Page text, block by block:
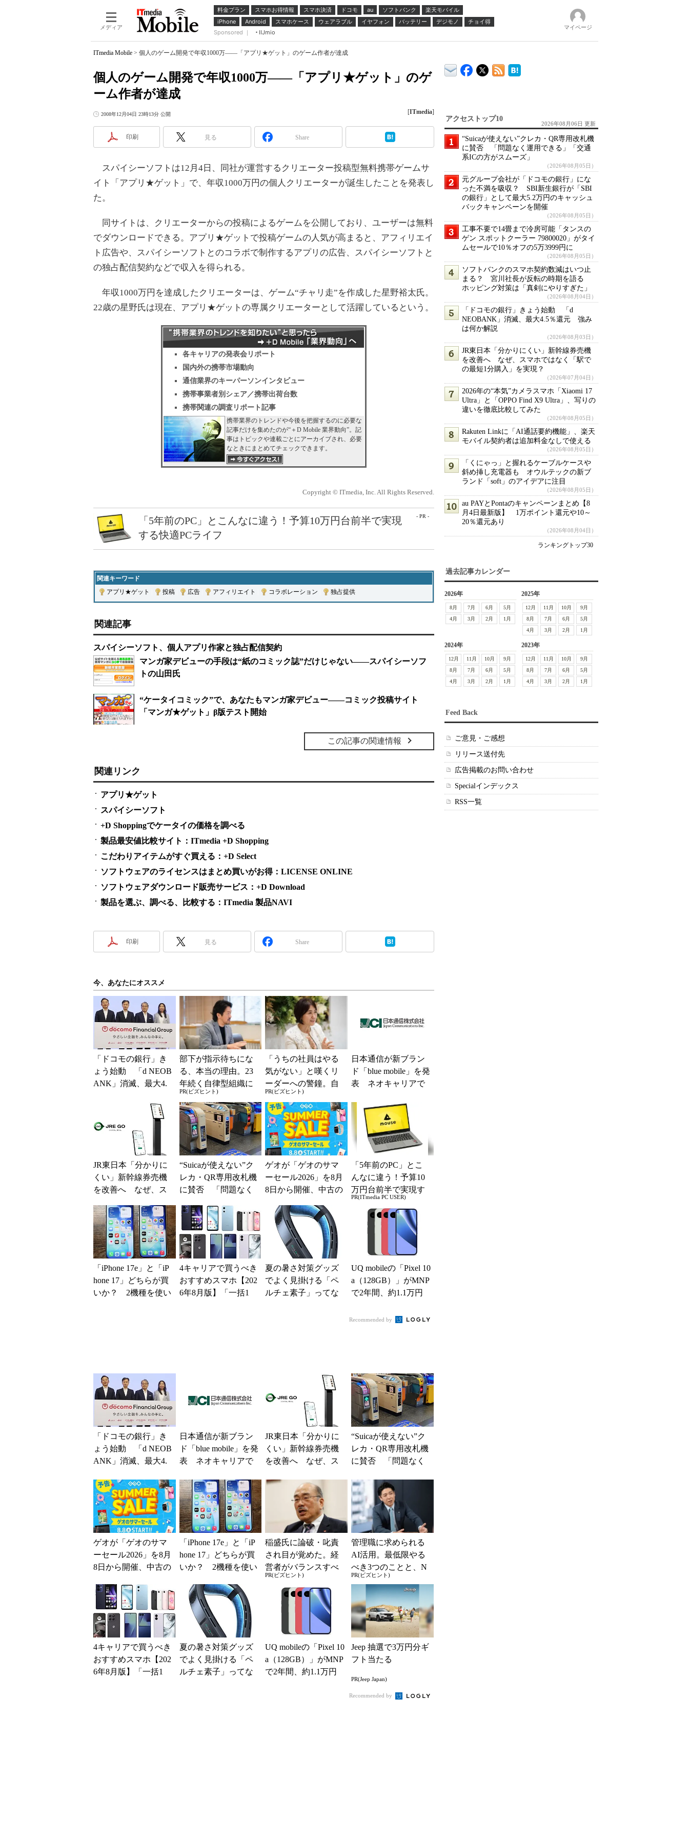
メディア
料金プラン スマホお得情報 スマホ決済 ドコモ au ソフトバンク
楽天モバイル
iPhone
Android スマホケース ウェアラブル イヤフォン バッテリー デジモノ
チョイ得
Sponsored ｜
IIJmio
マイページ
ITmedia Mobile > 個人のゲーム開発で年収1000万――「アプリ★ゲット」のゲーム作者が達成
個人のゲーム開発で年収1000万――「アプリ★ゲット」のゲ
ーム作者が達成
2008年12月04日 23時13分 公開 [ITmedia]
印刷 見る Share
スパイシーソフトは12月4日、同社が運営するクリエーター投稿型無料携帯ゲームサ
イト「アプリ★ゲット」で、年収1000万円の個人クリエーターが誕生したことを発表し
た。
同サイトは、クリエーターからの投稿によるゲームを公開しており、ユーザーは無料
でダウンロードできる。アプリ★ゲットで投稿ゲームの人気が高まると、アフィリエイ
ト広告や、スパイシーソフトとのコラボで制作するアプリの広告、スパイシーソフトと
の独占配信契約などで収入を得られる。
年収1000万円を達成したクリエーターは、ゲーム“チャリ走”を作成した星野裕太氏。
22歳の星野氏は現在、アプリ★ゲットの専属クリエーターとして活躍しているという。
各キャリアの発表会リポート
国内外の携帯市場動向
通信業界のキーパーソンインタビュー
携帯事業者別シェア／携帯出荷台数
携帯関連の調査リポート記事
携帯業界のトレンドや今後を把握するのに必要な
記事だけを集めたのが“＋D Mobile 業界動向”。記
事はトピックや連載ごとにアーカイブされ、必要
なときにまとめてチェックできます。
Copyright © ITmedia, Inc. All Rights Reserved.
- PR -
「5年前のPC」とこんなに違う！予算10万円台前半で実現
する快適PCライフ
関連キーワード
アプリ★ゲット
投稿 広告 アフィリエイト コラボレーション 独占提供
関連記事
スパイシーソフト、個人アプリ作家と独占配信契約
マンガ家デビューの手段は“紙のコミック誌”だけじゃない――スパイシーソフ
トの山田氏
“ケータイコミック”で、あなたもマンガ家デビュー――コミック投稿サイト
「マンガ★ゲット」β版テスト開始
この記事の関連情報
関連リンク
アプリ★ゲット
スパイシーソフト
+D Shoppingでケータイの価格を調べる
製品最安値比較サイト：ITmedia +D Shopping
こだわりアイテムがすぐ買える：+D Select
ソフトウェアのライセンスはまとめ買いがお得：LICENSE ONLINE
ソフトウェアダウンロード販売サービス：+D Download
製品を選ぶ、調べる、比較する：ITmedia 製品NAVI
印刷 見る Share
今、あなたにオススメ
「ドコモの銀行」き
ょう始動 「d NEOB
ANK」消滅、最大4.
部下が指示待ちにな
る、本当の理由。23
年続く自律型組織に
共通する「3つの要
素」
PR(ビズヒント)
「うちの社員はやる
気がない」と嘆くリ
ーダーへの警鐘。自
律型組織をつくる前
に外せない、たった
一つの順番
PR(ビズヒント)
日本通信が新ブラン
ド「blue mobile」を発
表 ネオキャリアで
JR東日本「分かりに
くい」新幹線券売機
を改善へ なぜ、ス
の最短1分購入」を実
現？
“Suicaが使えない”ク
レカ・QR専用改札機
に賛否 「問題なく
系ICの方がスムー...
ゲオが「ゲオのサマ
ーセール2026」を8月
8日から開催、中古の
得に
「5年前のPC」とこ
んなに違う！予算10
万円台前半で実現す
る快適PCライフ
PR(ITmedia PC USER)
「iPhone 17e」と「iP
hone 17」どちらが買
いか？ 2機種を使い
4キャリアで買うべき
おすすめスマホ【202
6年8月版】「一括1
夏の暑さ対策グッズ
でよく見掛ける「ペ
ルチェ素子」ってな
UQ mobileの「Pixel 10
a（128GB）」がMNP
で2年間、約1.1万円
Recommended by
「ドコモの銀行」き
ょう始動 「d NEOB
ANK」消滅、最大4.
解説
日本通信が新ブラン
ド「blue mobile」を発
表 ネオキャリアで
JR東日本「分かりに
くい」新幹線券売機
を改善へ なぜ、ス
の最短1分購入」を実
“Suicaが使えない”ク
レカ・QR専用改札機
に賛否 「問題なく
系ICの方がスムー...
ゲオが「ゲオのサマ
ーセール2026」を8月
8日から開催、中古の
得に
「iPhone 17e」と「iP
hone 17」どちらが買
いか？ 2機種を使い
ッ...
稲盛氏に論破・叱責
され目が覚めた。経
営者がバランスすべ
き2つの背反
PR(ビズヒント)
管理職に求められる
AI活用。最低限やる
べき3つのことと、N
Gな自己認識
PR(ビズヒント)
4キャリアで買うべき
おすすめスマホ【202
6年8月版】「一括1
夏の暑さ対策グッズ
でよく見掛ける「ペ
ルチェ素子」ってな
UQ mobileの「Pixel 10
a（128GB）」がMNP
で2年間、約1.1万円
Jeep 抽選で3万円分ギ
フト当たる
PR(Jeep Japan)
Recommended by
アクセストップ10
2026年08月06日 更新
“Suicaが使えない”クレカ・QR専用改札機
に賛否 「問題なく運用できる」「交通
系ICの方がスムーズ」
（2026年08月05日）
元グループ会社が「ドコモの銀行」にな
った不満を吸収？ SBI新生銀行が「SBI
の銀行」として最大5.2万円のキャッシュ
バックキャンペーンを開催
（2026年08月05日）
工事不要で14畳まで冷房可能「タンスの
ゲン スポットクーラー 79800020」がタイ
ムセールで10％オフの5万3999円に
（2026年08月05日）
ソフトバンクのスマホ契約数減はいつ止
まる？ 宮川社長が反転の時期を語る
ホッピング対策は「真剣にやりすぎた」
（2026年08月04日）
「ドコモの銀行」きょう始動 「d
NEOBANK」消滅、最大4.5％還元 強み
は何か解説
（2026年08月03日）
JR東日本「分かりにくい」新幹線券売機
を改善へ なぜ、スマホではなく「駅で
の最短1分購入」を実現？
（2026年07月04日）
2026年の“本気”カメラスマホ「Xiaomi 17
Ultra」と「OPPO Find X9 Ultra」、写りの
違いを徹底比較してみた
（2026年08月05日）
Rakuten Linkに「AI通話要約機能」、楽天
モバイル契約者は追加料金なしで使える
（2026年08月05日）
「くにゃっ」と握れるケーブルケースや
斜め挿し充電器も オウルテックの新ブ
ランド「soft」のアイデアに注目
（2026年08月05日）
au PAYとPontaのキャンペーンまとめ【8
月4日最新版】 1万ポイント還元や10～
20％還元あり
（2026年08月04日）
ランキングトップ30
過去記事カレンダー
2026年
8月 7月 6月
5月
4月
3月 2月 1月
2025年
12月 11月 10月
9月
8月
7月 6月
5月
4月
3月 2月 1月
2024年
12月 11月 10月
9月
8月
7月 6月
5月
4月
3月 2月 1月
2023年
12月 11月 10月
9月
8月
7月 6月
5月
4月
3月 2月 1月
Feed Back
ご意見・ご感想
リリース送付先
広告掲載のお問い合わせ
Specialインデックス
RSS一覧